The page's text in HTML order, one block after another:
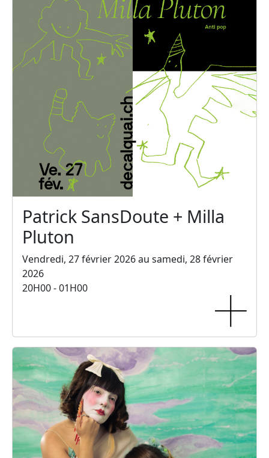
Patrick SansDoute + Milla
Pluton
Vendredi, 27 février 2026 au samedi, 28 février
2026
20H00 - 01H00